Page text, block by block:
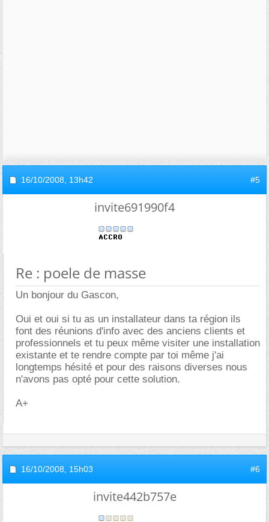
16/10/2008, 13h42 #5
invite691990f4
Re : poele de masse
Un bonjour du Gascon,
Oui et oui si tu as un installateur dans ta région ils
font des réunions d'info avec des anciens clients et
professionnels et tu peux même visiter une installation
existante et te rendre compte par toi même j'ai
longtemps hésité et pour des raisons diverses nous
n'avons pas opté pour cette solution.
A+
16/10/2008, 15h03 #6
invite442b757e